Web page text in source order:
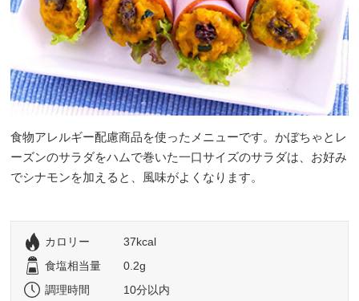
食物アレルギー配慮商品を使ったメニューです。かぼちゃとレ
ーズンのサラダをハムで巻いた一口サイズのサラダは、お好み
でシナモンを加えると、風味がよくなります。
カロリー
37kcal
食塩相当量
0.2g
調理時間
10分以内